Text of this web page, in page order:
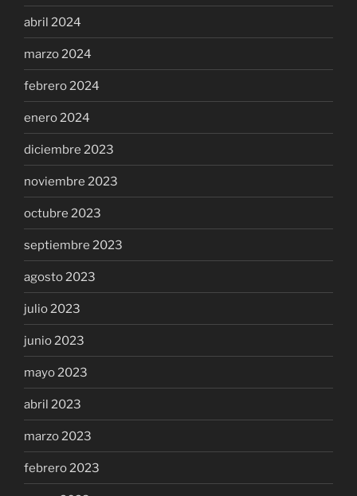
abril 2024
marzo 2024
febrero 2024
enero 2024
diciembre 2023
noviembre 2023
octubre 2023
septiembre 2023
agosto 2023
julio 2023
junio 2023
mayo 2023
abril 2023
marzo 2023
febrero 2023